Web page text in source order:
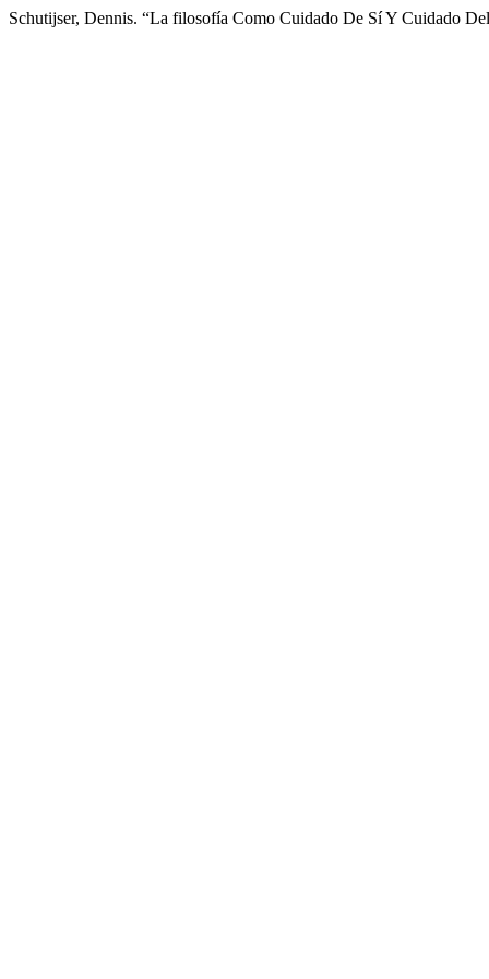
Schutijser, Dennis. “La filosofía Como Cuidado De Sí Y Cuidado